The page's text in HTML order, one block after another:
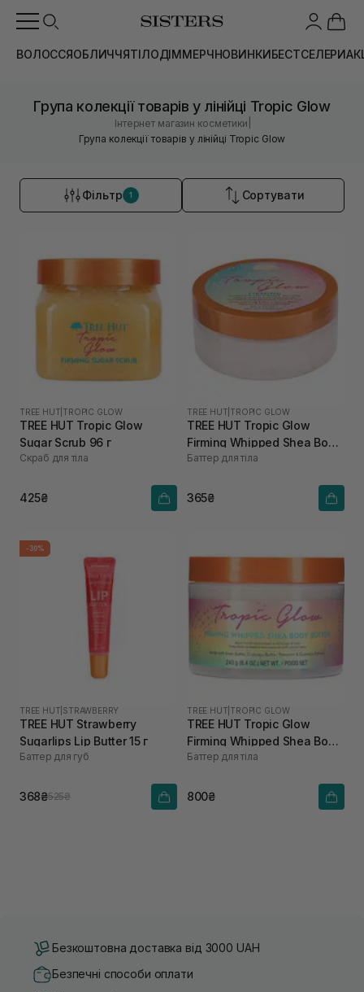
ВОЛОССЯОБЛИЧЧЯТІЛОДІММЕРЧНОВИНКИБЕСТСЕЛЕРИ
Група колекції товарів у лінійці Tropic Glow
Інтернет магазин косметики
Група колекції товарів у лінійці Tropic Glow
Фільтр 1 Сортувати
TREE HUT TROPIC GLOW
TREE HUT Tropic Glow
Sugar Scrub 96 г
Скраб для тіла
425₴
TREE HUT TROPIC GLOW
TREE HUT Tropic Glow
Firming Whipped Shea Body
Butter 85 г
Баттер для тіла
365₴
-30%
TREE HUT STRAWBERRY
TREE HUT Strawberry
Sugarlips Lip Butter 15 г
Баттер для губ
368₴525₴
TREE HUT TROPIC GLOW
TREE HUT Tropic Glow
Firming Whipped Shea Body
Butter 240 г
Баттер для тіла
800₴
Безкоштовна доставка від 3000 UAH
Безпечні способи оплати